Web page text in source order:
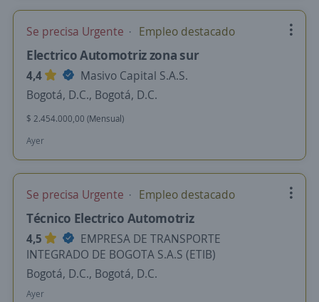
Se precisa Urgente Empleo destacado
Electrico Automotriz zona sur
4,4
Masivo Capital S.A.S.
Bogotá, D.C., Bogotá, D.C.
$ 2.454.000,00 (Mensual)
Ayer
Se precisa Urgente Empleo destacado
Técnico Electrico Automotriz
4,5
EMPRESA DE TRANSPORTE
INTEGRADO DE BOGOTA S.A.S (ETIB)
Bogotá, D.C., Bogotá, D.C.
Ayer